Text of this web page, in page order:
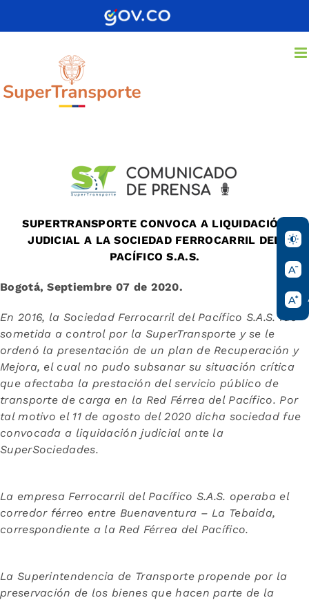
SUPERTRANSPORTE CONVOCA A LIQUIDACIÓN
JUDICIAL A LA SOCIEDAD FERROCARRIL DEL
PACÍFICO S.A.S.
Bogotá, Septiembre 07 de 2020.
En 2016, la Sociedad Ferrocarril del Pacífico S.A.S. fue
sometida a control por la SuperTransporte y se le
ordenó la presentación de un plan de Recuperación y
Mejora, el cual no pudo subsanar su situación crítica
que afectaba la prestación del servicio público de
transporte de carga en la Red Férrea del Pacífico. Por
tal motivo el 11 de agosto del 2020 dicha sociedad fue
convocada a liquidación judicial ante la
SuperSociedades.
La empresa Ferrocarril del Pacífico S.A.S. operaba el
corredor férreo entre Buenaventura – La Tebaida,
correspondiente a la Red Férrea del Pacífico.
La Superintendencia de Transporte propende por la
preservación de los bienes que hacen parte de la